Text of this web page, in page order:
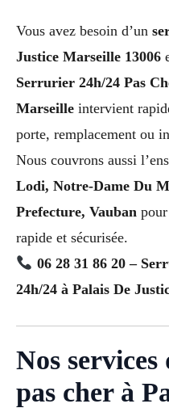
Vous avez besoin d’un
Justice Marseille 13006
Serrurier 24h/24 Pas
Marseille intervient
porte, remplacement ou
Nous couvrons aussi
Lodi, Notre-Dame Du
Prefecture, Vauban
rapide et sécurisée.
06 28 31 86 20 –
24h/24 à Palais De
Nos
pas cher à